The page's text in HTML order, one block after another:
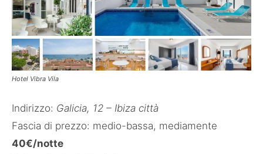
Hotel Vibra Vila
Indirizzo: Galicia, 12 – Ibiza città
Fascia di prezzo: medio-bassa, mediamente
40€/notte